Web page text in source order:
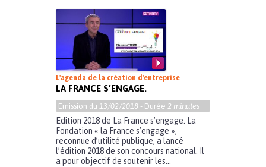
L'agenda de la création d'entreprise
LA FRANCE S’ENGAGE.
Emission du 13/02/2018 - Durée 2 minutes
Edition 2018 de La France s’engage. La
Fondation « la France s’engage »,
reconnue d’utilité publique, a lancé
l’édition 2018 de son concours national. Il
a pour objectif de soutenir les...